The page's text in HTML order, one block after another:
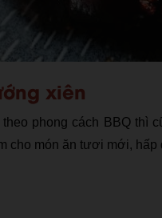
xiên
phong cách BBQ thì
cho món ăn tươi mới, hấp